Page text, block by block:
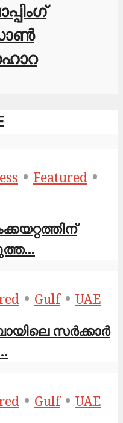
• Featured •
• Gulf • UAE
സർക്കാർ
• Gulf • UAE